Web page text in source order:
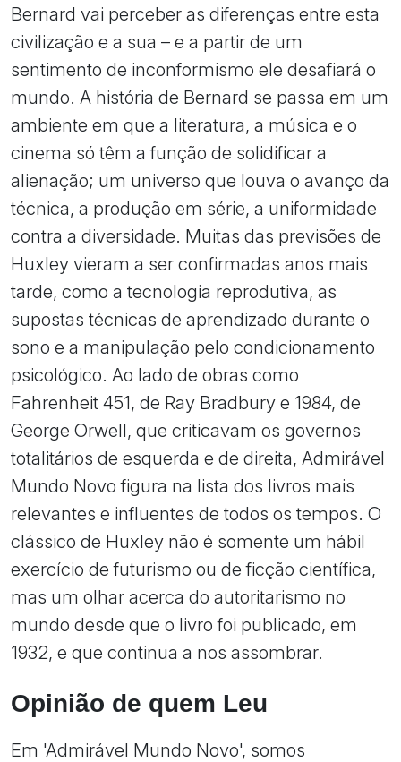
Bernard vai perceber as diferenças entre esta
civilização e a sua – e a partir de um
sentimento de inconformismo ele desafiará o
mundo. A história de Bernard se passa em um
ambiente em que a literatura, a música e o
cinema só têm a função de solidificar a
alienação; um universo que louva o avanço da
técnica, a produção em série, a uniformidade
contra a diversidade. Muitas das previsões de
Huxley vieram a ser confirmadas anos mais
tarde, como a tecnologia reprodutiva, as
supostas técnicas de aprendizado durante o
sono e a manipulação pelo condicionamento
psicológico. Ao lado de obras como
Fahrenheit 451, de Ray Bradbury e 1984, de
George Orwell, que criticavam os governos
totalitários de esquerda e de direita, Admirável
Mundo Novo figura na lista dos livros mais
relevantes e influentes de todos os tempos. O
clássico de Huxley não é somente um hábil
exercício de futurismo ou de ficção científica,
mas um olhar acerca do autoritarismo no
mundo desde que o livro foi publicado, em
1932, e que continua a nos assombrar.
Opinião de quem Leu
Em 'Admirável Mundo Novo', somos